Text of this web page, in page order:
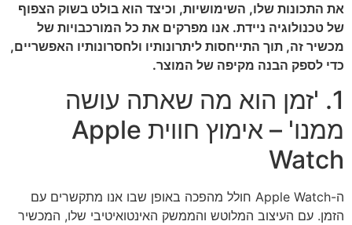
את התכונות שלו, השימושיות, וכיצד הוא בולט בשוק הצפוף
של טכנולוגיה ניידת. אנו מפרקים את כל המורכבויות של
מכשיר זה, תוך התייחסות ליתרונותיו ולחסרונותיו האפשריים,
כדי לספק הבנה מקיפה של המוצר.
1. 'זמן הוא מה שאתה עושה
ממנו' – אימוץ חווית Apple
Watch
ה-Apple Watch חולל מהפכה באופן שבו אנו מתקשרים עם
הזמן. עם העיצוב המלוטש והממשק האינטואיטיבי שלו, המכשיר